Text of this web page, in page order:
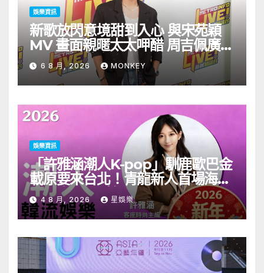
娛樂資訊
新歌放閃意境甜到入心 與宋苑穎
MV 畫面親暱太太呷醋 周吉佩廣州
一日三場熱血 Busking
6 8 月, 2026 MONKEY
娛樂資訊
「許雅涵潮人K-pop」馴鹿歐巴金
載原要來台北！青龍新人首場海外
見面會8/9開搶
4 8 月, 2026 星娛樂